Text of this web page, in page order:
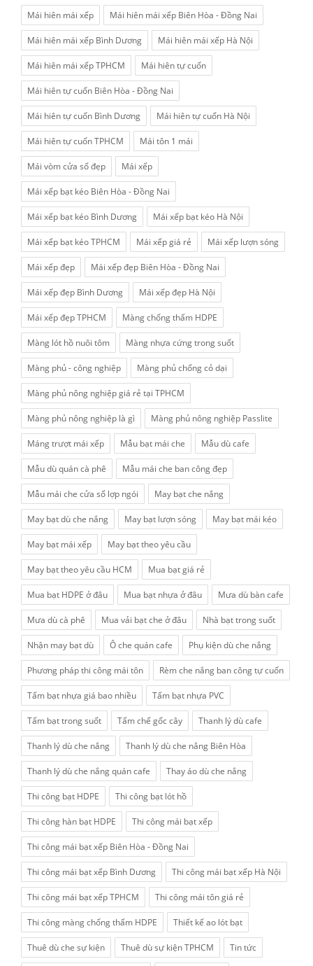
Mái hiên mái xếp Mái hiên mái xếp Biên Hòa - Đồng Nai
Mái hiên mái xếp Bình Dương Mái hiên mái xếp Hà Nội
Mái hiên mái xếp TPHCM Mái hiên tự cuốn
Mái hiên tự cuốn Biên Hòa - Đồng Nai
Mái hiên tự cuốn Bình Dương Mái hiên tự cuốn Hà Nội
Mái hiên tự cuốn TPHCM Mái tôn 1 mái
Mái vòm cửa sổ đẹp Mái xếp
Mái xếp bạt kéo Biên Hòa - Đồng Nai
Mái xếp bạt kéo Bình Dương Mái xếp bạt kéo Hà Nội
Mái xếp bạt kéo TPHCM Mái xếp giá rẻ Mái xếp lượn sóng
Mái xếp đẹp Mái xếp đẹp Biên Hòa - Đồng Nai
Mái xếp đẹp Bình Dương Mái xếp đẹp Hà Nội
Mái xếp đẹp TPHCM Màng chống thấm HDPE
Màng lót hồ nuôi tôm Màng nhựa cứng trong suốt
Màng phủ - công nghiệp Màng phủ chống cỏ dại
Màng phủ nông nghiệp giá rẻ tại TPHCM
Màng phủ nông nghiệp là gì Màng phủ nông nghiệp Passlite
Máng trượt mái xếp Mẫu bạt mái che Mẫu dù cafe
Mẫu dù quán cà phê Mẫu mái che ban công đẹp
Mẫu mái che cửa sổ lợp ngói May bạt che nắng
May bạt dù che nắng May bạt lượn sóng May bạt mái kéo
May bạt mái xếp May bạt theo yêu cầu
May bạt theo yêu cầu HCM Mua bạt giá rẻ
Mua bạt HDPE ở đâu Mua bạt nhựa ở đâu Mưa dù bàn cafe
Mưa dù cà phê Mua vải bạt che ở đâu Nhà bạt trong suốt
Nhận may bạt dù Ô che quán cafe Phụ kiện dù che nắng
Phương pháp thi công mái tôn Rèm che nắng ban công tự cuốn
Tấm bạt nhựa giá bao nhiều Tấm bạt nhựa PVC
Tấm bạt trong suốt Tấm chế gốc cây Thanh lý dù cafe
Thanh lý dù che nắng Thanh lý dù che nắng Biên Hòa
Thanh lý dù che nắng quán cafe Thay áo dù che nắng
Thi công bạt HDPE Thi công bạt lót hồ
Thi công hàn bạt HDPE Thi công mái bạt xếp
Thi công mái bạt xếp Biên Hòa - Đồng Nai
Thi công mái bạt xếp Bình Dương Thi công mái bạt xếp Hà Nội
Thi công mái bạt xếp TPHCM Thi công mái tôn giá rẻ
Thi công màng chống thấm HDPE Thiết kế ao lót bạt
Thuê dù che sự kiện Thuê dù sự kiện TPHCM Tin tức